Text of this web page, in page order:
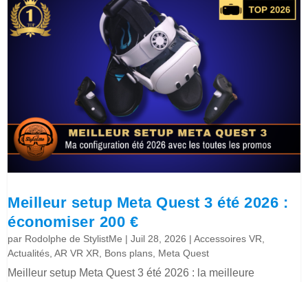
Meilleur setup Meta Quest 3 été 2026 :
économiser 200 €
par Rodolphe de StylistMe |Juil 28, 2026 |Accessoires VR
Actualités ,AR VR XR Bons plans Meta Quest
Meilleur setup Meta Quest 3 été 2026 : la meilleure